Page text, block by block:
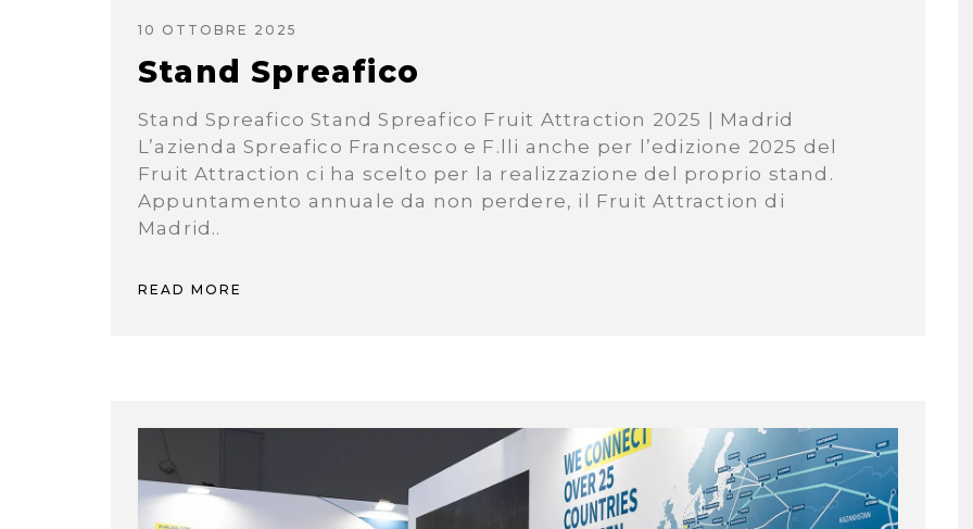
10 OTTOBRE 2025
Stand Spreafico
Stand Spreafico Stand Spreafico Fruit Attraction 2025 | Madrid
L’azienda Spreafico Francesco e F.lli anche per l’edizione 2025 del
Fruit Attraction ci ha scelto per la realizzazione del proprio stand.
Appuntamento annuale da non perdere, il Fruit Attraction di
Madrid..
READ MORE